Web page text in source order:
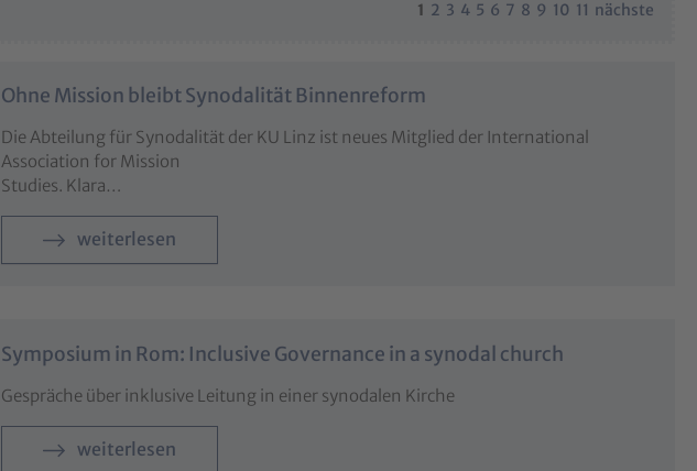
1 2 3 4 5 6 7 8 9 10 11 nächste
Ohne Mission bleibt Synodalität Binnenreform
Die Abteilung für Synodalität der KU Linz ist neues Mitglied der International
Association for Mission
Studies. Klara…
weiterlesen
Symposium in Rom: Inclusive Governance in a synodal church
Gespräche über inklusive Leitung in einer synodalen Kirche
weiterlesen